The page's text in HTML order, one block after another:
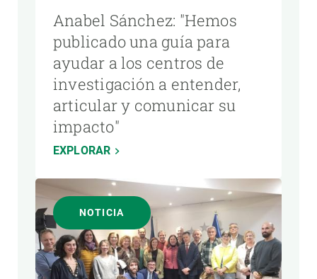
Anabel Sánchez: "Hemos
publicado una guía para
ayudar a los centros de
investigación a entender,
articular y comunicar su
impacto"
EXPLORAR
NOTICIA